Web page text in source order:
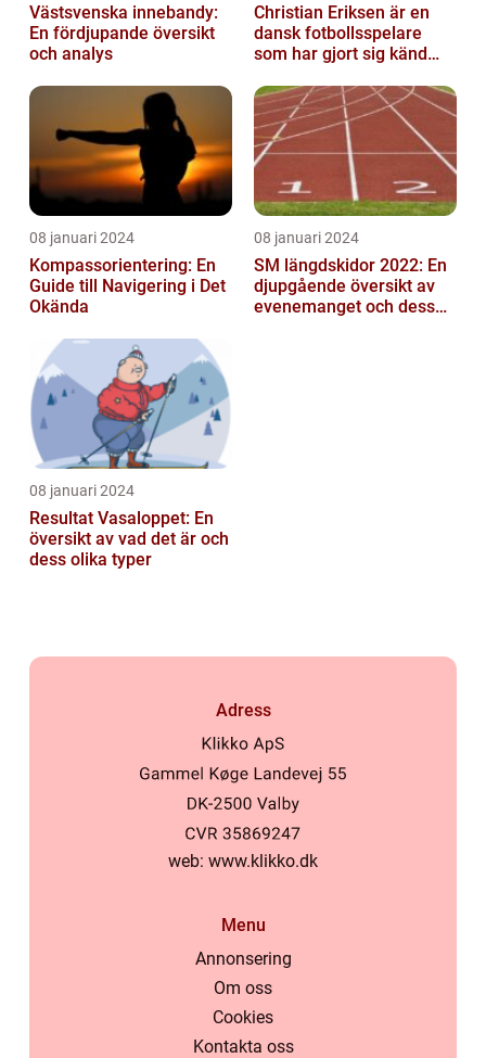
Västsvenska innebandy:
En fördjupande översikt
och analys
Christian Eriksen är en
dansk fotbollsspelare
som har gjort sig känd
mittfältarna...
08 januari 2024
Kompassorientering: En
Guide till Navigering i Det
Okända
08 januari 2024
SM längdskidor 2022: En
djupgående översikt av
evenemanget och dess
08 januari 2024
Resultat Vasaloppet: En
översikt av vad det är och
dess olika typer
Adress
web: www.klikko.dk
Menu
Annonsering
Om oss
Cookies
Kontakta oss